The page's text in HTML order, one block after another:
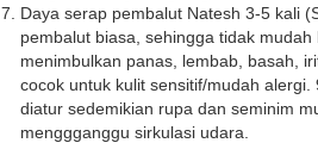
Daya serap pembalut Natesh 3-5 kali
pembalut biasa, sehingga tidak mudah
menimbulkan panas, lembab, basah,
cocok untuk kulit sensitif/mudah alergi.
diatur sedemikian rupa dan seminim
menggganggu sirkulasi udara.